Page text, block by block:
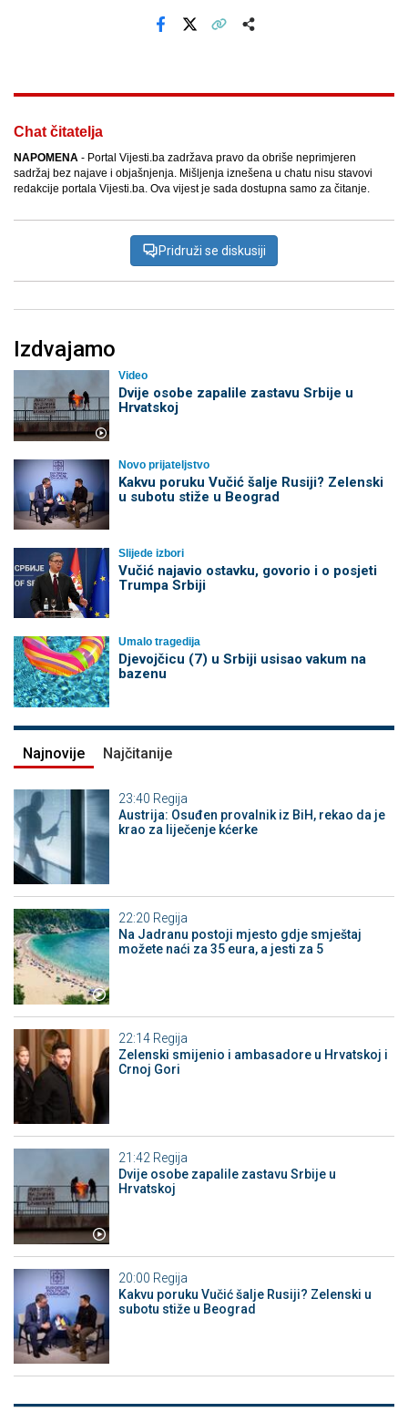
Chat čitatelja
NAPOMENA - Portal Vijesti.ba zadržava pravo da obriše neprimjeren
sadržaj bez najave i objašnjenja. Mišljenja iznešena u chatu nisu stavovi
redakcije portala Vijesti.ba. Ova vijest je sada dostupna samo za čitanje.
Pridruži se diskusiji
Izdvajamo
Video
Dvije osobe zapalile zastavu Srbije u
Hrvatskoj
Novo prijateljstvo
Kakvu poruku Vučić šalje Rusiji? Zelenski
u subotu stiže u Beograd
Slijede izbori
Vučić najavio ostavku, govorio i o posjeti
Trumpa Srbiji
Umalo tragedija
Djevojčicu (7) u Srbiji usisao vakum na
bazenu
Najnovije Najčitanije
23:40 Regija
Austrija: Osuđen provalnik iz BiH, rekao da je
krao za liječenje kćerke
22:20 Regija
Na Jadranu postoji mjesto gdje smještaj
možete naći za 35 eura, a jesti za 5
22:14 Regija
Zelenski smijenio i ambasadore u Hrvatskoj i
Crnoj Gori
21:42 Regija
Dvije osobe zapalile zastavu Srbije u
Hrvatskoj
20:00 Regija
Kakvu poruku Vučić šalje Rusiji? Zelenski u
subotu stiže u Beograd